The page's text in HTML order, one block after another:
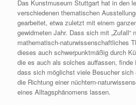
Das Kunstmuseum Stuttgart hat in den
verschiedenen thematischen
gearbeitet, etwa zuletzt mit einem
gewidmeten Jahr. Dass sich mit „Zufall“
mathematisch-naturwissenschaftliches
dieses auch schwerpunktmäßig durch
die es auch als solches auffassen, finde
dass sich möglichst viele Besucher sich
die Richtung einer nüchtern-
eines Alltagsphänomens lassen.